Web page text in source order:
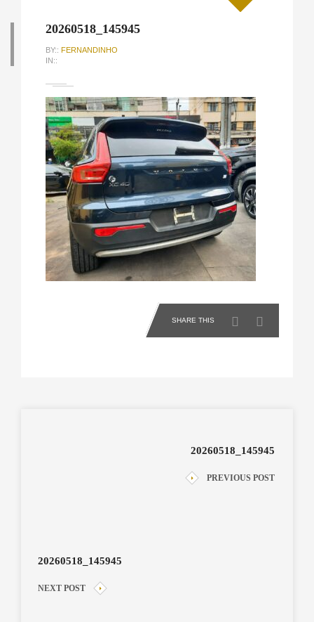
20260518_145945
BY:: FERNANDINHO
IN::
SHARE THIS
20260518_145945
PREVIOUS POST
20260518_145945
NEXT POST